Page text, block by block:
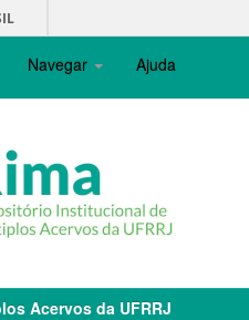
Navegar Ajuda
Acervos da UFRRJ